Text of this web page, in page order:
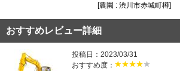
[農園 : 渋川市赤城町樽]
おすすめレビュー詳細
投稿日：2023/03/31
おすすめ度：